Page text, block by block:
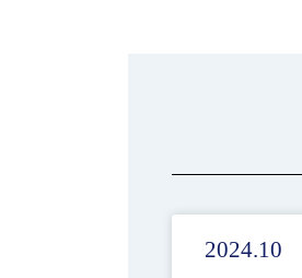
2024.10